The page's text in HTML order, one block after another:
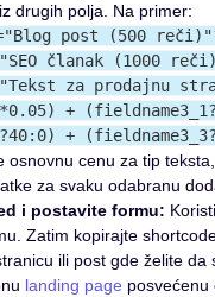
drugih polja. Na primer:
post (500
članak (1000
za prodajnu
+
+
osnovnu cenu za tip
za svaku odabranu
i postavite formu:
Zatim kopirajte
ili post gde želite da
landing page posvećenu